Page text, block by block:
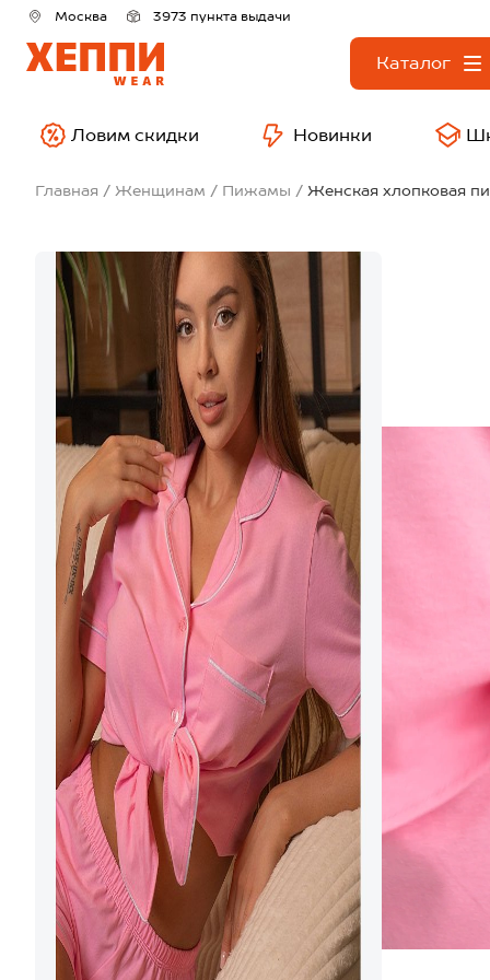
Москва 3973 пункта выдачи
Каталог
Ловим скидки Новинки
Главная Женщинам Пижамы Женская хлопковая